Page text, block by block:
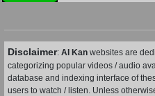
Disclaimer: AI Kan websites are
categorizing popular videos / audio
database and indexing interface of
users to watch / listen. Unless